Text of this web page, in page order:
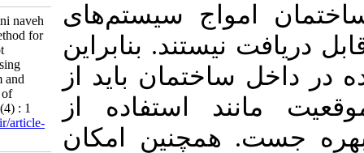
سیستم‌های
بنابراین
باید از
استفاده از
امکان
Abbaspour M M, hosseini naveh
A. Development of a method for
investigating flying robot
positioning algorithms using
inertia navigation system and
point and linear features of
images. JGST 2023; 12 (4) : 1
URL:http://jgst.issgeac.ir/article-
1-986-fa.html